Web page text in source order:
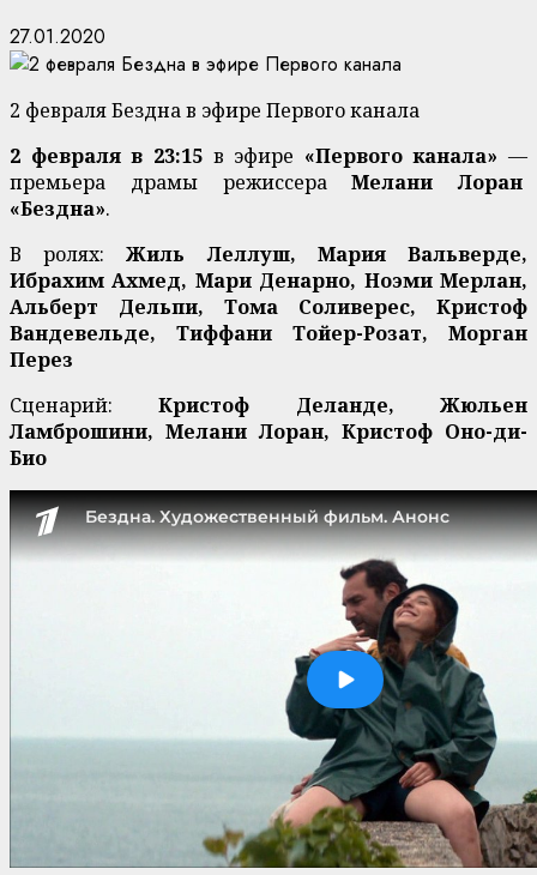
27.01.2020
2 февраля Бездна в эфире Первого канала
2 февраля в 23:15в эфире «Первого канала» —
премьера драмы режиссераМелани Лоран
«Бездна».
В ролях:Жиль Леллуш, Мария Вальверде,
Ибрахим Ахмед, Мари Денарно, Ноэми Мерлан,
Альберт Дельпи, Тома Соливерес, Кристоф
Вандевельде, Тиффани Тойер-Розат, Морган
Перез
Cценарий:Кристоф Деланде, Жюльен
Ламброшини, Мелани Лоран, Кристоф Оно-ди-
Био